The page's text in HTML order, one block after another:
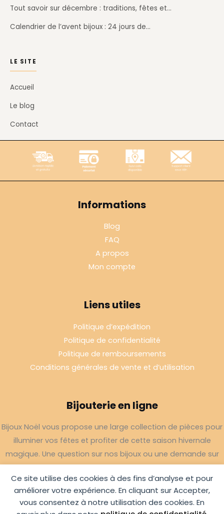
Ce site utilise des cookies à des fins d’analyse et pour
améliorer votre expérience. En cliquant sur Accepter,
vous consentez à notre utilisation des cookies. En
Tout savoir sur décembre : traditions, fêtes et…
Calendrier de l’avent bijoux : 24 jours de…
LE SITE
Accueil
Le blog
Contact
Informations
Blog
FAQ
A propos
Mon compte
Liens utiles
Politique d’expédition
Politique de confidentialité
Politique de remboursements
Conditions générales de vente et d’utilisation
Bijouterie en ligne
Bijoux Noël vous propose une large collection de pièces pour
illuminer vos fêtes et profiter de cette saison hivernale
magique. Une question sur nos bijoux ou une demande sur
votre commande,contactez-nous.